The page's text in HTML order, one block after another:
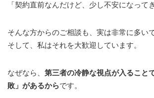
「契約直前なんだけど、少し不安になって
そんな方からのご相談も、実は非常に多いで
そして、私はそれを大歓迎しています。
なぜなら、 第三者の冷静な視点が入ること
敗」があるからです。